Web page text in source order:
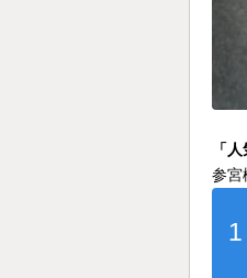
「
参宮
1